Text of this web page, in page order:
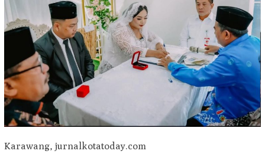
Karawang, jurnalkotatoday.com